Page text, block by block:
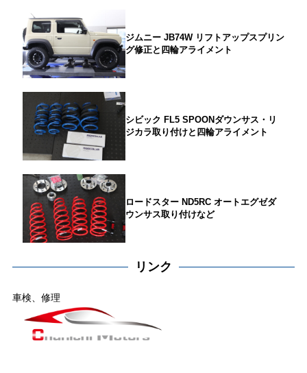
ジムニー JB74W リフトアップスプリン
グ修正と四輪アライメント
シビック FL5 SPOONダウンサス・リ
ジカラ取り付けと四輪アライメント
ロードスター ND5RC オートエグゼダ
ウンサス取り付けなど
リンク
車検、修理